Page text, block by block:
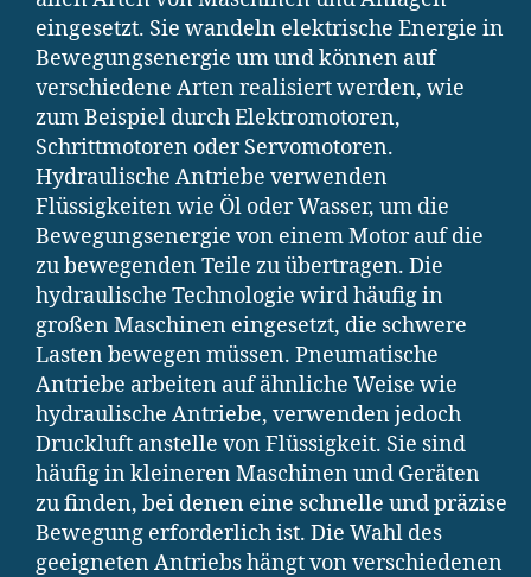
eingesetzt. Sie wandeln elektrische Energie in
Bewegungsenergie um und können auf
verschiedene Arten realisiert werden, wie
zum Beispiel durch Elektromotoren,
Schrittmotoren oder Servomotoren.
Hydraulische Antriebe verwenden
Flüssigkeiten wie Öl oder Wasser, um die
Bewegungsenergie von einem Motor auf die
zu bewegenden Teile zu übertragen. Die
hydraulische Technologie wird häufig in
großen Maschinen eingesetzt, die schwere
Lasten bewegen müssen. Pneumatische
Antriebe arbeiten auf ähnliche Weise wie
hydraulische Antriebe, verwenden jedoch
Druckluft anstelle von Flüssigkeit. Sie sind
häufig in kleineren Maschinen und Geräten
zu finden, bei denen eine schnelle und präzise
Bewegung erforderlich ist. Die Wahl des
geeigneten Antriebs hängt von verschiedenen